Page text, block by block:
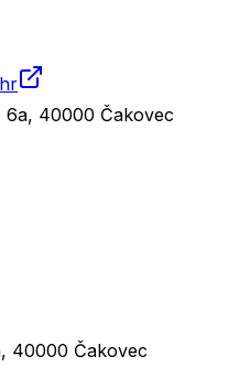
6a, 40000 Čakovec
40000 Čakovec